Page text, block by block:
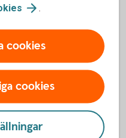
fyller 66 år
fyller 67 år
jobbskatteavdrag
man fyller 66 år
man fyller 67
.
cookies
cookies